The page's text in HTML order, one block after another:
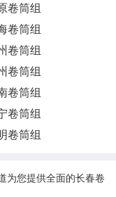
卷筒组
卷筒组
卷筒组
卷筒组
卷筒组
卷筒组
卷筒组
为您提供全面的长春卷